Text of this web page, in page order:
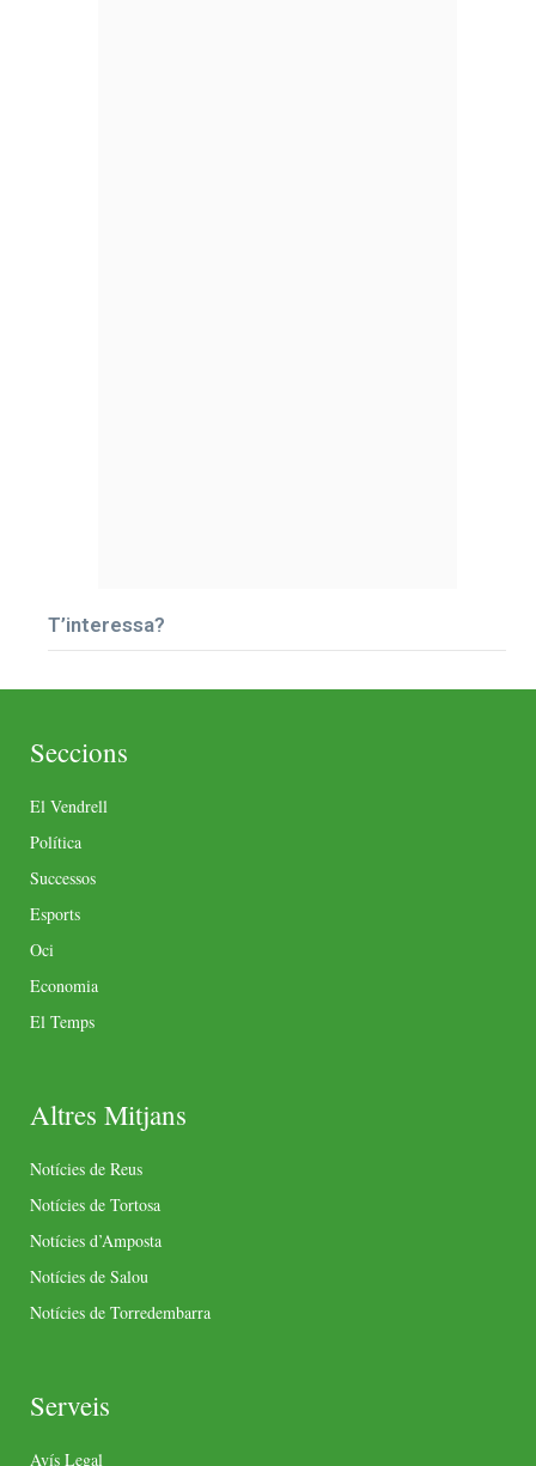
T’interessa?
Seccions
El Vendrell
Política
Successos
Esports
Oci
Economia
El Temps
Altres Mitjans
Notícies de Reus
Notícies de Tortosa
Notícies d’Amposta
Notícies de Salou
Notícies de Torredembarra
Serveis
Avís Legal